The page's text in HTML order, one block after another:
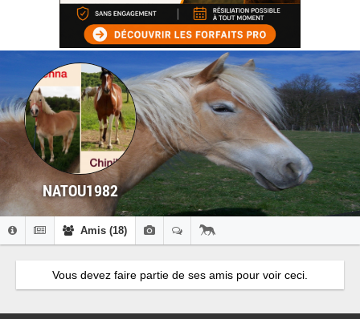
NATOU1982
Amis (18)
Vous devez faire partie de ses amis pour voir ceci.